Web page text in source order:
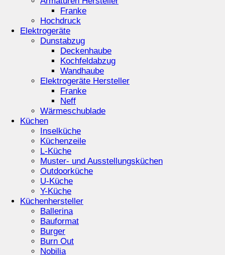
Franke
Hochdruck
Elektrogeräte
Dunstabzug
Deckenhaube
Kochfeldabzug
Wandhaube
Elektrogeräte Hersteller
Franke
Neff
Wärmeschublade
Küchen
Inselküche
Küchenzeile
L-Küche
Muster- und Ausstellungsküchen
Outdoorküche
U-Küche
Y-Küche
Küchenhersteller
Ballerina
Bauformat
Burger
Burn Out
Nobilia